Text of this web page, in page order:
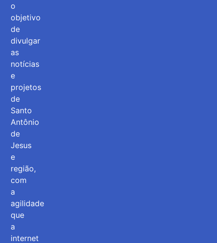
o
objetivo
de
divulgar
as
notícias
e
projetos
de
Santo
Antônio
de
Jesus
e
região,
com
a
agilidade
que
a
internet